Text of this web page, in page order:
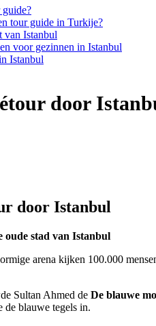
guide?
tour guide in Turkije?
van Istanbul
voor gezinnen in Istanbul
Istanbul
door
door Istanbul
oude stad van Istanbul
arena kijken 100.000
Sultan Ahmed de De blauwe
blauwe tegels in.